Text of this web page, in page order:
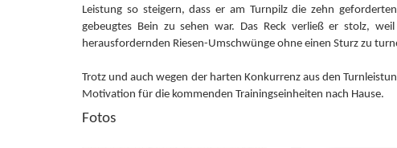
Leistung so steigern, dass er am Turnpilz die zehn
gebeugtes Bein zu sehen war. Das Reck verließ er stolz,
herausfordernden Riesen-Umschwünge ohne einen Sturz zu
Trotz und auch wegen der harten Konkurrenz aus den
Motivation für die kommenden Trainingseinheiten nach Hause.
Fotos